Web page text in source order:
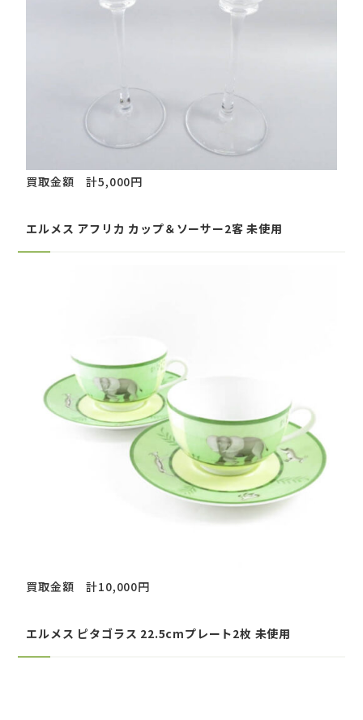
買取金額 計5,000円
エルメス アフリカ カップ＆ソーサー2客 未使用
買取金額 計10,000円
エルメス ピタゴラス 22.5cmプレート2枚 未使用